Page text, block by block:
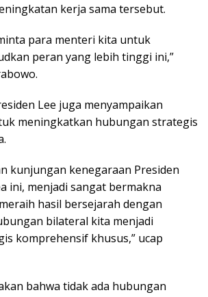
kerja sama tersebut.
para menteri kita untuk
peran yang lebih tinggi ini,”
Lee juga menyampaikan
meningkatkan hubungan strategis
kunjungan kenegaraan Presiden
ini, menjadi sangat bermakna
hasil bersejarah dengan
bilateral kita menjadi
komprehensif khusus,” ucap
bahwa tidak ada hubungan